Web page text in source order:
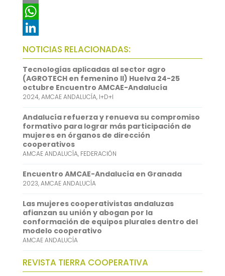
c
e
b
o
o
k
w
t
t
e
r
E
m
a
i
l
W
h
a
t
s
A
p
p
L
i
n
k
e
d
I
n
NOTICIAS RELACIONADAS:
Tecnologías aplicadas al sector agro
(AGROTECH en femenino II) Huelva 24-25
octubre Encuentro AMCAE-Andalucía
2024,AMCAE ANDALUCÍA, I+D+I
Andalucía refuerza y renueva su compromiso
formativo para lograr más participación de
mujeres en órganos de dirección
cooperativos
AMCAE ANDALUCÍA, FEDERACIÓN
Encuentro AMCAE-Andalucía en Granada
2023,AMCAE ANDALUCÍA
Las mujeres cooperativistas andaluzas
afianzan su unión y abogan por la
conformación de equipos plurales dentro del
modelo cooperativo
AMCAE ANDALUCÍA
REVISTA TIERRA COOPERATIVA